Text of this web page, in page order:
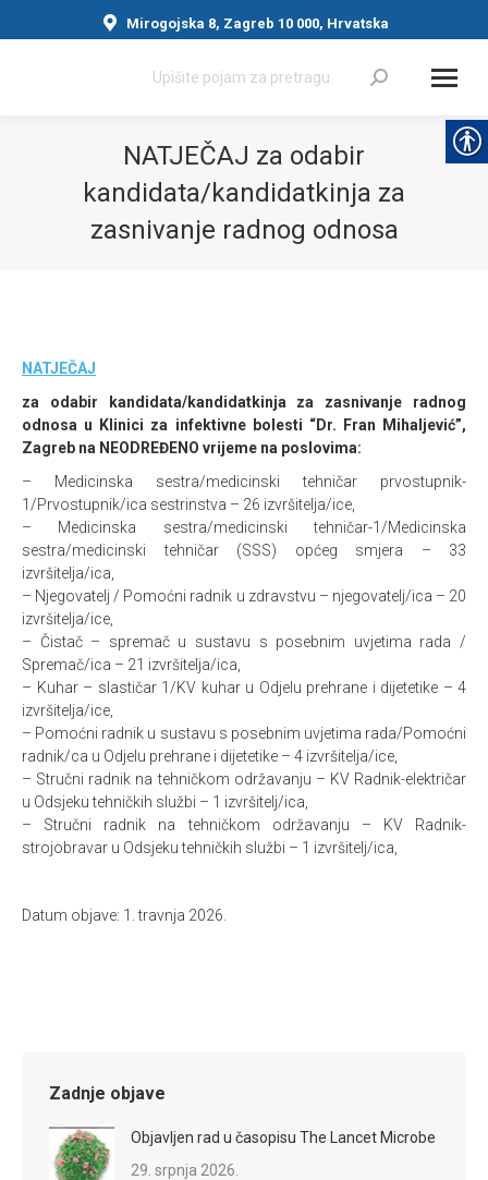
Mirogojska 8, Zagreb 10 000, Hrvatska
Search:
NATJEČAJ za odabir
kandidata/kandidatkinja za
zasnivanje radnog odnosa
NATJEČAJ
za odabir kandidata/kandidatkinja za zasnivanje radnog
odnosa u Klinici za infektivne bolesti “Dr. Fran Mihaljević”,
Zagreb na NEODREĐENO vrijeme na poslovima:
– Medicinska sestra/medicinski tehničar prvostupnik-
1/Prvostupnik/ica sestrinstva – 26 izvršitelja/ice,
– Medicinska sestra/medicinski tehničar-1/Medicinska
sestra/medicinski tehničar (SSS) općeg smjera – 33
izvršitelja/ica,
– Njegovatelj / Pomoćni radnik u zdravstvu – njegovatelj/ica – 20
izvršitelja/ice,
– Čistač – spremač u sustavu s posebnim uvjetima rada /
Spremač/ica – 21 izvršitelja/ica,
– Kuhar – slastičar 1/KV kuhar u Odjelu prehrane i dijetetike – 4
izvršitelja/ice,
– Pomoćni radnik u sustavu s posebnim uvjetima rada/Pomoćni
radnik/ca u Odjelu prehrane i dijetetike – 4 izvršitelja/ice,
– Stručni radnik na tehničkom održavanju – KV Radnik-električar
u Odsjeku tehničkih službi – 1 izvršitelj/ica,
– Stručni radnik na tehničkom održavanju – KV Radnik-
strojobravar u Odsjeku tehničkih službi – 1 izvršitelj/ica,
Datum objave: 1. travnja 2026.
Zadnje objave
Objavljen rad u časopisu The Lancet Microbe
29. srpnja 2026.